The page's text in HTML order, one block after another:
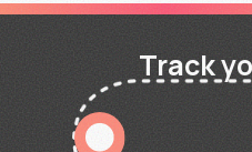
Track